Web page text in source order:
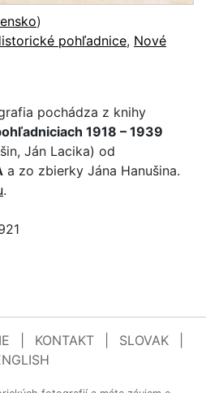
)
pohľadnice, Nové
pochádza z knihy
1918 – 1939
Ján Lacika) od
a zo zbierky Jána Hanušina.
.
KONTAKT SLOVAK